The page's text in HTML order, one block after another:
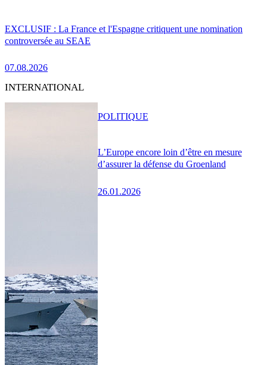
EXCLUSIF : La France et l'Espagne critiquent une nomination
controversée au SEAE
07.08.2026
INTERNATIONAL
L’Europe encore loin d’être en mesure
d’assurer la défense du Groenland
26.01.2026
POLITIQUE